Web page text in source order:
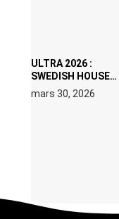
ULTRA 2026 :
SWEDISH HOUSE
MAFIA RETROUVE
ERIC PRYDZ DANS
mars 30, 2026